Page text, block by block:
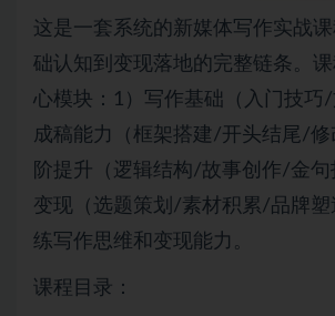
这是一套系统的新媒体写作实战
础认知到变现落地的完整链条。
心模块：1）写作基础（入门技巧/
成稿能力（框架搭建/开头结尾/修
阶提升（逻辑结构/故事创作/金句
变现（选题策划/素材积累/品牌塑
练写作思维和变现能力。
课程目录：